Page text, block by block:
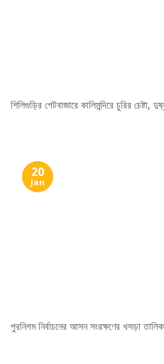
শিলিগুড়ির গেটবাজারে কালিমন্দিরে চুরির চেষ্টা,
পুরনিগম নির্বাচনের আসন সংরক্ষণের খসড়া
20
Jan